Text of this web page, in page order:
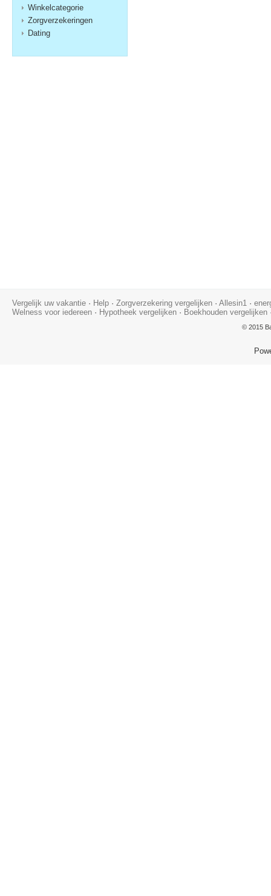
Winkelcategorie
Zorgverzekeringen
Dating
Vergelijk uw vakantie · Help · Zorgverzekering vergelijken · Allesin1 ·
Welness voor iedereen· Hypotheek vergelijken· Boekhouden vergelijken
© 2015